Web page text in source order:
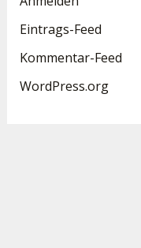
Eintrags-Feed
Kommentar-Feed
WordPress.org